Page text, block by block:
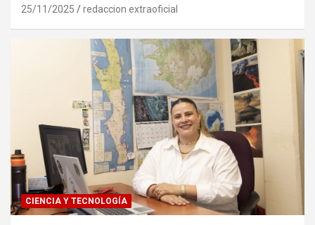
25/11/2025 redaccion extraoficial
CIENCIA Y TECNOLOGÍA